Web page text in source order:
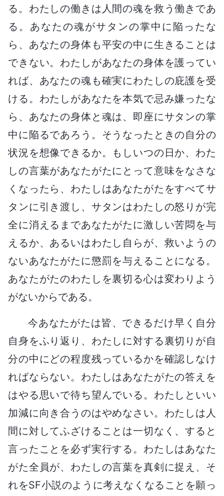
る。わたしの働きは人間の魂を救う働きであ
る。あなたの魂がサタンの掌中に陥ったな
ら、あなたの身体も平安の中に生きることは
できない。わたしがあなたの身体を護ってい
れば、あなたの魂も確実にわたしの庇護を受
ける。わたしがあなたを本気で忌み嫌ったな
ら、あなたの身体と魂は、即座にサタンの掌
中に陥るであろう。そうなったときの自分の
状況を想像できるか。もしいつの日か、わた
しの言葉があなたがたにとって意味をなさな
くなったら、わたしはあなたがたをすべてサ
タンに引き渡し、サタンはわたしの怒りが完
全に消えるまであなたがたに激しい苦悶を与
えるか、あるいはわたし自らが、救いようの
ないあなたがたに懲罰を与えることになる。
あなたがたのわたしを裏切る心は変わりよう
がないからである。
今あなたがたは皆、できるだけ早く自分
自身をふり返り、わたしに対する裏切りが自
分の中にどの程度残っているかを確認しなけ
ればならない。わたしはあなたがたの答えを
はやる思いで待ち望んでいる。わたしといい
加減に向き合うのはやめなさい。わたしは人
間に対してふざけることは一切なく、すると
言ったことを必ず実行する。わたしはあなた
がた全員が、わたしの言葉を真剣に捉え、そ
れをSF小説のように考えなくなることを願っ